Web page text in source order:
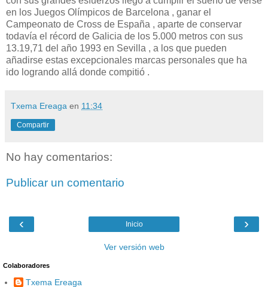
en los Juegos Olímpicos de Barcelona , ganar el
Campeonato de Cross de España , aparte de conservar
todavía el récord de Galicia de los 5.000 metros con sus
13.19,71 del año 1993 en Sevilla , a los que pueden
añadirse estas excepcionales marcas personales que ha
ido logrando allá donde compitió .
Txema Ereaga en 11:34
Compartir
No hay comentarios:
Publicar un comentario
‹ ›
Inicio
Ver versión web
Colaboradores
Txema Ereaga